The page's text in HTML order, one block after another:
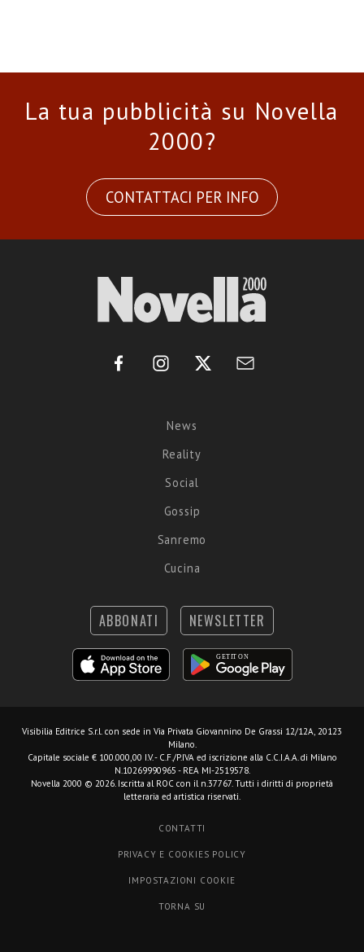
La tua pubblicità su Novella
2000?
CONTATTACI PER INFO
News
Reality
Social
Gossip
Sanremo
Cucina
ABBONATI NEWSLETTER
Visibilia Editrice S.r.l. con sede in Via Privata Giovannino De Grassi 12/12A, 20123
Milano.
Capitale sociale € 100.000,00 I.V. - C.F./P.IVA ed iscrizione alla C.C.I.A.A. di Milano
N.10269990965 - REA MI-2519578.
Novella 2000 © 2026. Iscritta al ROC con il n.37767. Tutti i diritti di proprietà
letteraria ed artistica riservati.
CONTATTI
PRIVACY E COOKIES POLICY
IMPOSTAZIONI COOKIE
TORNA SU